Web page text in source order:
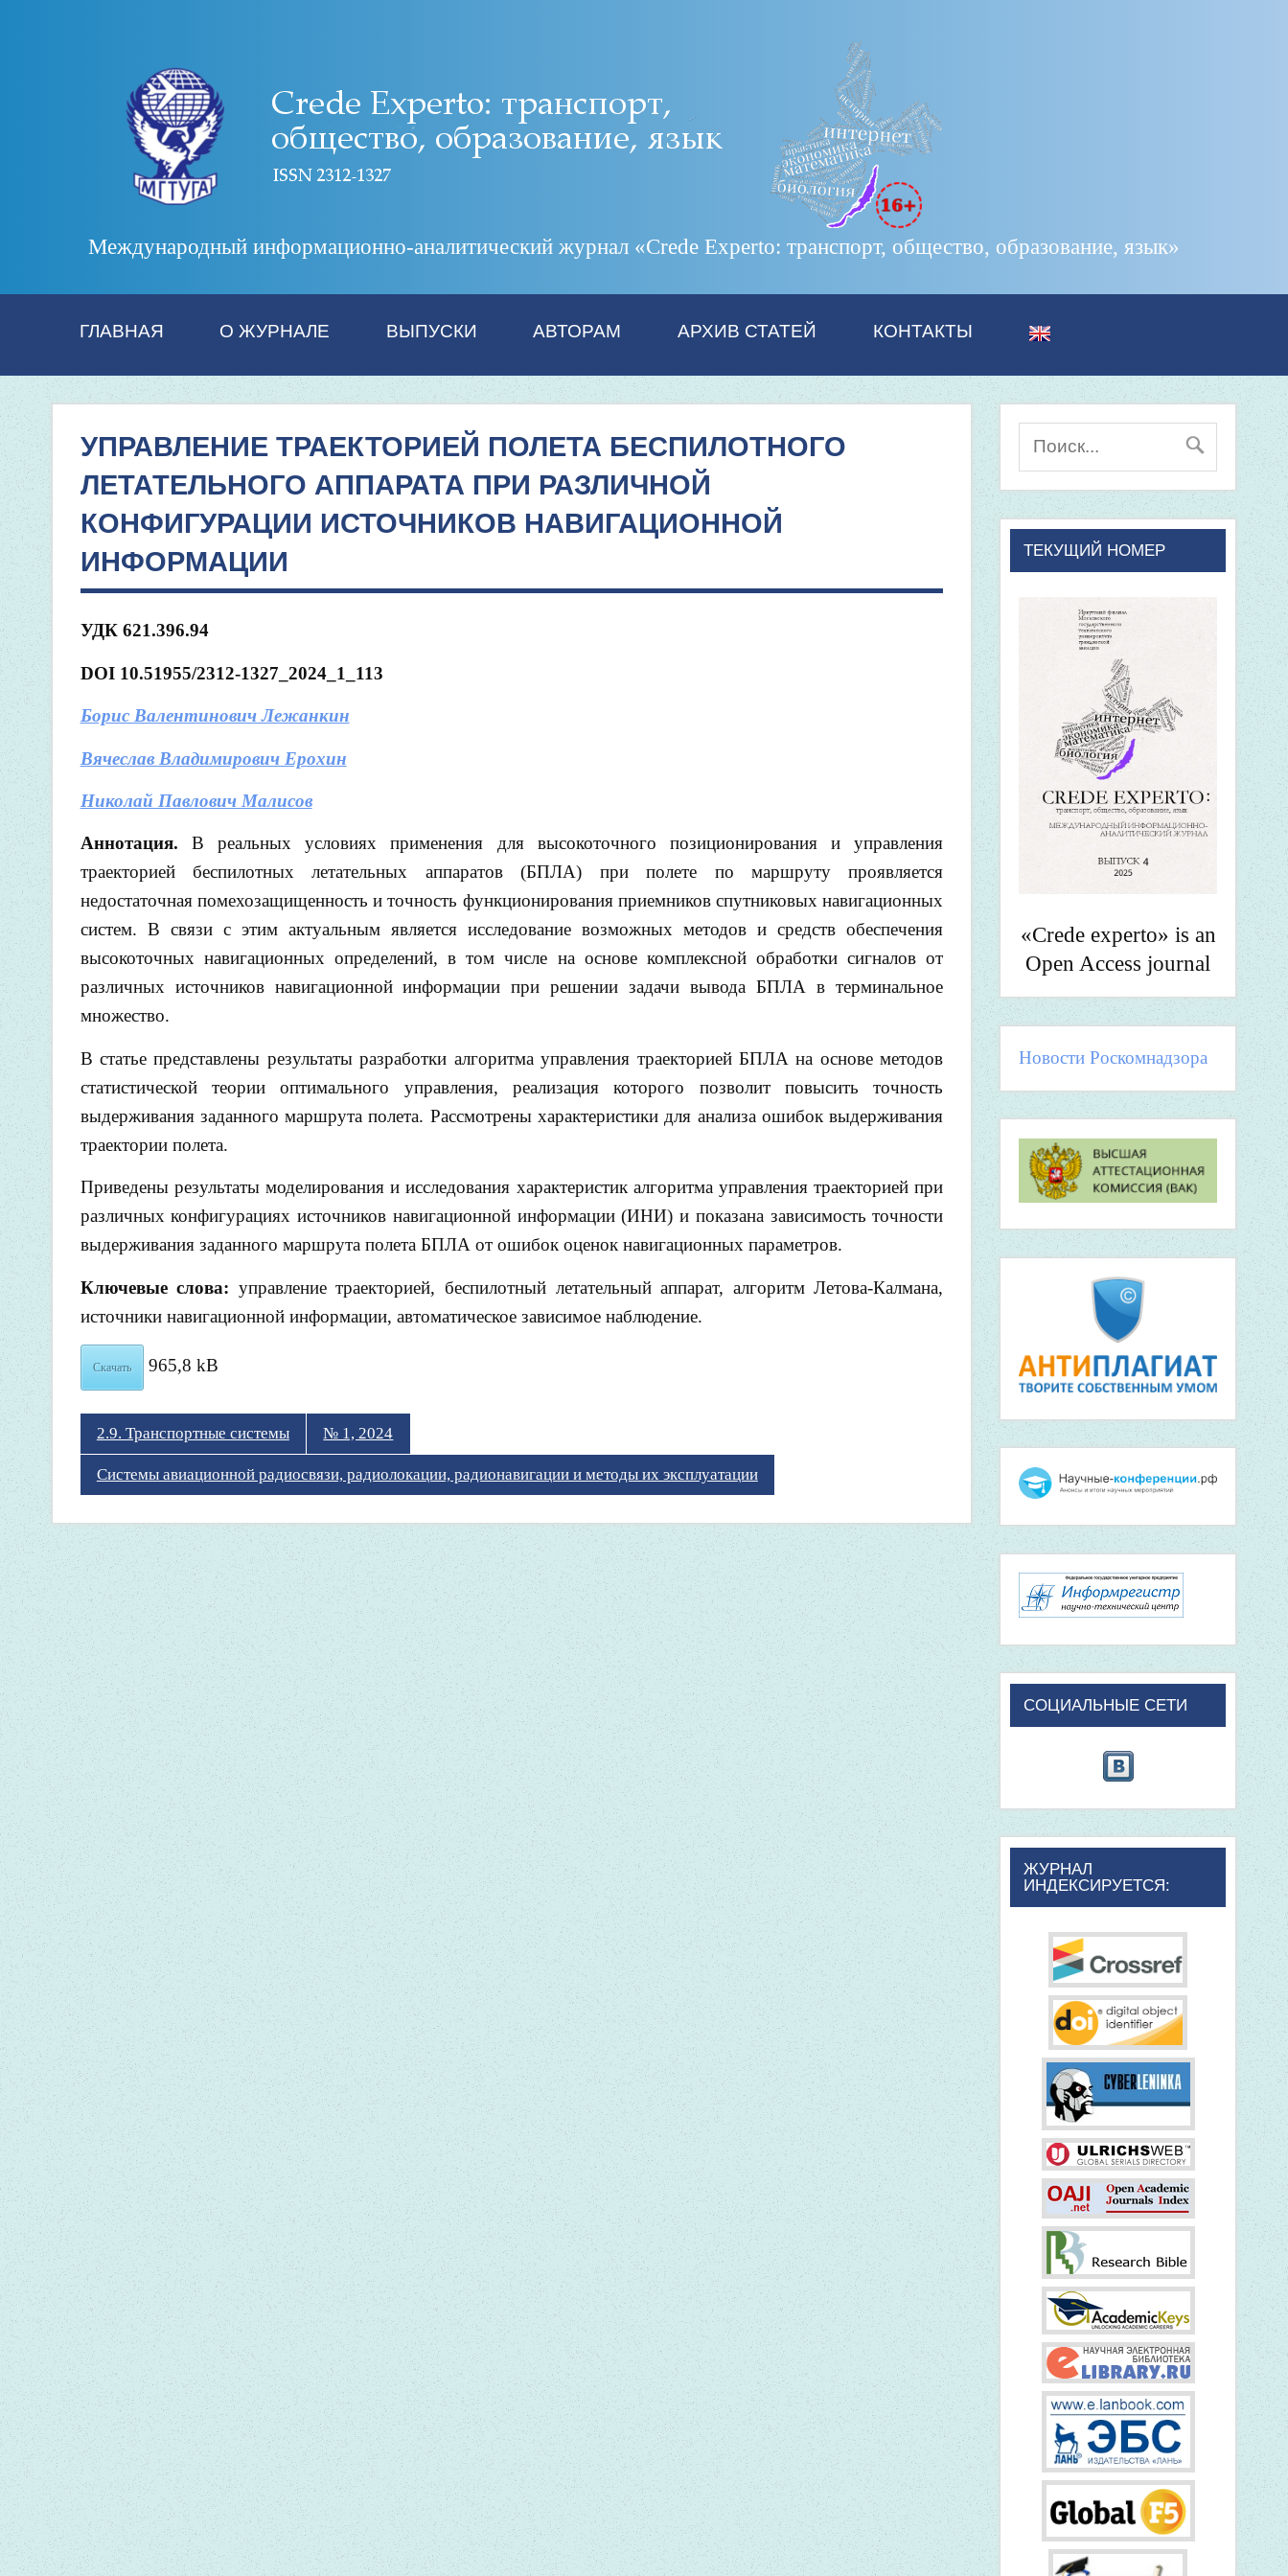
Международный информационно-аналитический журнал «Crede Experto: транспорт, общество, образование, язык»
ГЛАВНАЯ О ЖУРНАЛЕ ВЫПУСКИ АВТОРАМ АРХИВ СТАТЕЙ КОНТАКТЫ
УПРАВЛЕНИЕ ТРАЕКТОРИЕЙ ПОЛЕТА БЕСПИЛОТНОГО
ЛЕТАТЕЛЬНОГО АППАРАТА ПРИ РАЗЛИЧНОЙ
КОНФИГУРАЦИИ ИСТОЧНИКОВ НАВИГАЦИОННОЙ
ИНФОРМАЦИИ
УДК 621.396.94
DOI 10.51955/2312-1327_2024_1_113
Борис Валентинович Лежанкин
Вячеслав Владимирович Ерохин
Николай Павлович Малисов
Аннотация. В реальных условиях применения для высокоточного позиционирования и управления
траекторией беспилотных летательных аппаратов (БПЛА) при полете по маршруту проявляется
недостаточная помехозащищенность и точность функционирования приемников спутниковых навигационных
систем. В связи с этим актуальным является исследование возможных методов и средств обеспечения
высокоточных навигационных определений, в том числе на основе комплексной обработки сигналов от
различных источников навигационной информации при решении задачи вывода БПЛА в терминальное
множество.
В статье представлены результаты разработки алгоритма управления траекторией БПЛА на основе методов
статистической теории оптимального управления, реализация которого позволит повысить точность
выдерживания заданного маршрута полета. Рассмотрены характеристики для анализа ошибок выдерживания
траектории полета.
Приведены результаты моделирования и исследования характеристик алгоритма управления траекторией при
различных конфигурациях источников навигационной информации (ИНИ) и показана зависимость точности
выдерживания заданного маршрута полета БПЛА от ошибок оценок навигационных параметров.
Ключевые слова: управление траекторией, беспилотный летательный аппарат, алгоритм Летова-Калмана,
источники навигационной информации, автоматическое зависимое наблюдение.
Скачать 965,8 kB
2.9. Транспортные системы № 1, 2024
Системы авиационной радиосвязи, радиолокации, радионавигации и методы их эксплуатации
ТЕКУЩИЙ НОМЕР
«Crede experto» is an
Open Access journal
Новости Роскомнадзора
СОЦИАЛЬНЫЕ СЕТИ
ЖУРНАЛ
ИНДЕКСИРУЕТСЯ: